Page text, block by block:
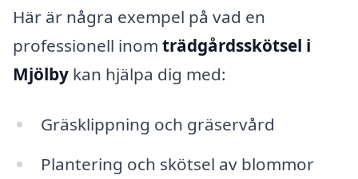
Här är några exempel på vad en
professionell inom trädgårdsskötsel i
Mjölby kan hjälpa dig med:
Gräsklippning och gräservård
Plantering och skötsel av blommor